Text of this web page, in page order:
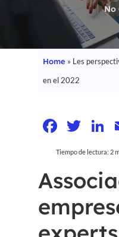
No
Home » Les
en el 2022
Tiempo de lectura: 2